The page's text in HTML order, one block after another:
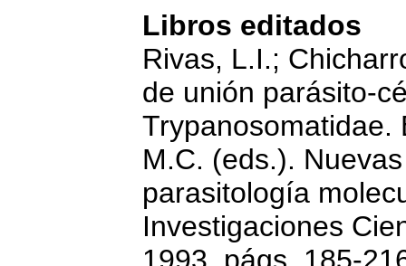
Libros editados
Rivas, L.I.;
de unión parásito-
Trypanosomatidae.
M.C. (eds.).
parasitología
Investigaciones
1993. págs. 185-